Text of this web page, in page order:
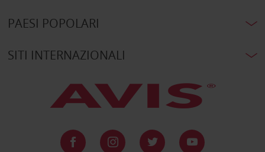
PAESI POPOLARI
SITI INTERNAZIONALI